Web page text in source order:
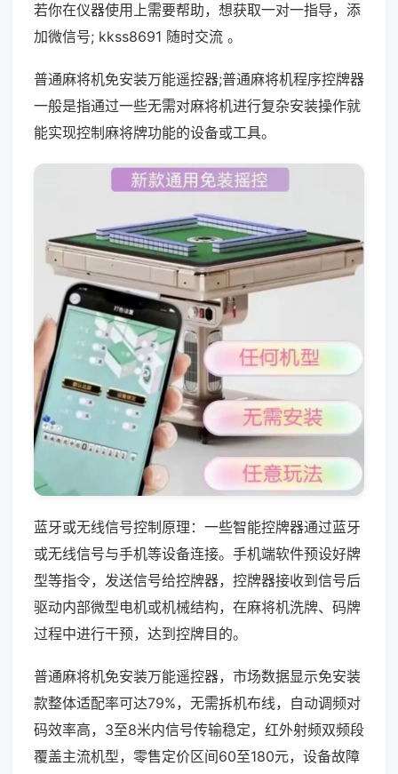
若你在仪器使用上需要帮助，想获取一对一指导，添
加微信号; kkss8691 随时交流 。
普通麻将机免安装万能遥控器;普通麻将机程序控牌器
一般是指通过一些无需对麻将机进行复杂安装操作就
能实现控制麻将牌功能的设备或工具。
蓝牙或无线信号控制原理：一些智能控牌器通过蓝牙
或无线信号与手机等设备连接。手机端软件预设好牌
型等指令，发送信号给控牌器，控牌器接收到信号后
驱动内部微型电机或机械结构，在麻将机洗牌、码牌
过程中进行干预，达到控牌目的。
普通麻将机免安装万能遥控器，市场数据显示免安装
款整体适配率可达79%，无需拆机布线，自动调频对
码效率高，3至8米内信号传输稳定，红外射频双频段
覆盖主流机型，零售定价区间60至180元，设备故障